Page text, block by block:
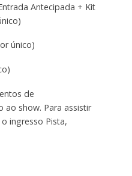
Antecipada + Kit
único)
de
ao show. Para assistir
ingresso Pista,